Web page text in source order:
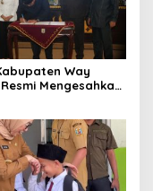
Way
Mengesahkan